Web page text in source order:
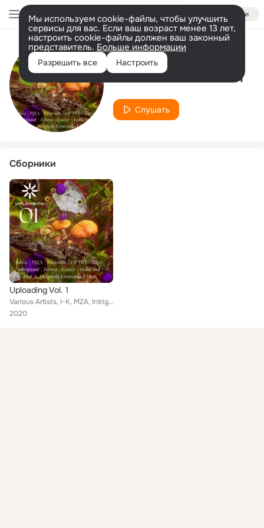
Войти
Мы используем cookie-файлы, чтобы улучшить
сервисы для вас. Если ваш возраст менее 13 лет,
настроить cookie-файлы должен ваш законный
представитель. Больше информации
Разрешить все Настроить
Исполнитель
Deborah Emmanuel
Слушать
Сборники
Uploading Vol. 1
Various Artists, I-K, MZA, Intriguant, Kiat, Fauxe, Cravism, fzpz, OFTRT, Halal Sol, knwn, Zrina, Deborah Emmanuel
2020